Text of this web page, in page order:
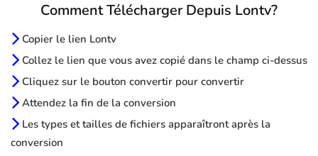
Comment Télécharger Depuis Lontv?
Copier le lien Lontv
Collez le lien que vous avez copié dans le champ ci-dessus
Cliquez sur le bouton convertir pour convertir
Attendez la fin de la conversion
Les types et tailles de fichiers apparaîtront après la
conversion